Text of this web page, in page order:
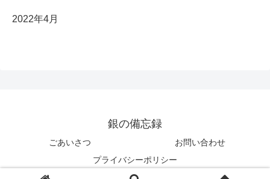
2022年4月
銀の備忘録
ごあいさつ
お問い合わせ
プライバシーポリシー